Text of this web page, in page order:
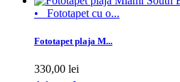
• Fototapet cu o...
Fototapet plaja M...
330,00 lei